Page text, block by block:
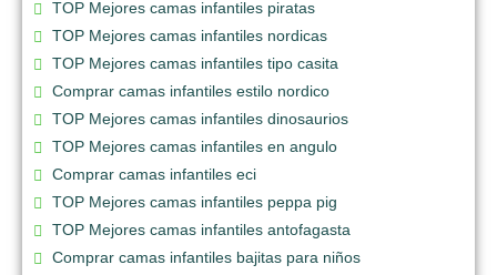
TOP Mejores camas infantiles piratas
TOP Mejores camas infantiles nordicas
TOP Mejores camas infantiles tipo casita
Comprar camas infantiles estilo nordico
TOP Mejores camas infantiles dinosaurios
TOP Mejores camas infantiles en angulo
Comprar camas infantiles eci
TOP Mejores camas infantiles peppa pig
TOP Mejores camas infantiles antofagasta
Comprar camas infantiles bajitas para niños